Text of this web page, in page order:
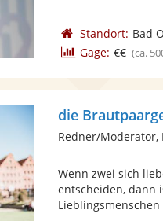
Standort: Bad
Gage: €€ (ca.
die
Redner/Moderator,
Wenn zwei sich
entscheiden, dann
Lieblingsmenschen